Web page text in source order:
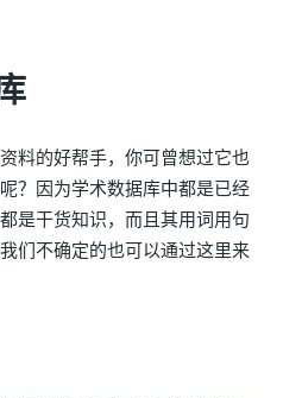
料的好帮手，你可曾想过它也
？因为学术数据库中都是已经
是干货知识，而且其用词用句
们不确定的也可以通过这里来